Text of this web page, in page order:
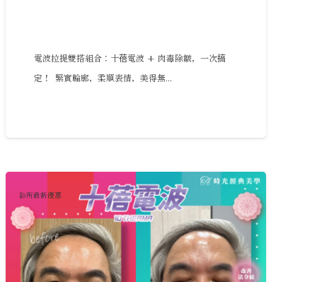
電波拉提雙搭組合：十蓓電波 + 肉毒除皺，一次搞
定！ 緊實輪廓，柔順表情，美得無...
診所最新優惠